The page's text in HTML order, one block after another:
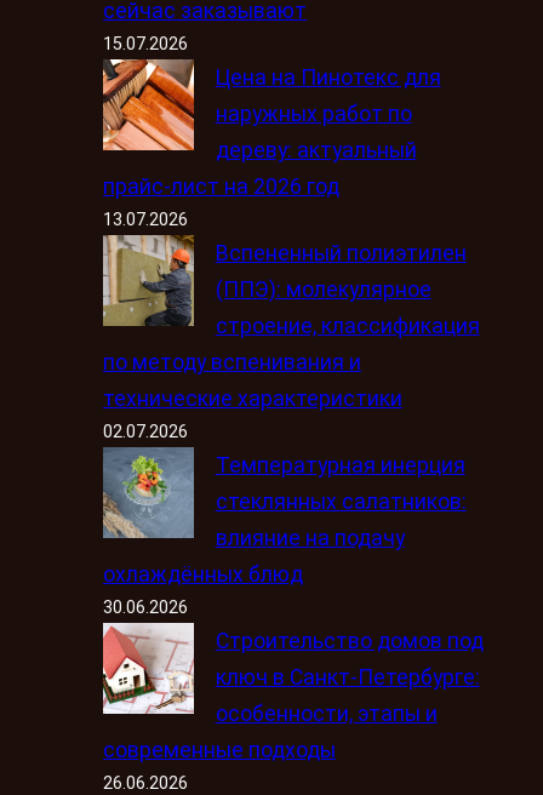
сейчас заказывают
15.07.2026
Цена на Пинотекс для
наружных работ по
дереву: актуальный
прайс-лист на 2026 год
13.07.2026
Вспененный полиэтилен
(ППЭ): молекулярное
строение, классификация
по методу вспенивания и
технические характеристики
02.07.2026
Температурная инерция
стеклянных салатников:
влияние на подачу
охлаждённых блюд
30.06.2026
Строительство домов под
ключ в Санкт-Петербурге:
особенности, этапы и
современные подходы
26.06.2026